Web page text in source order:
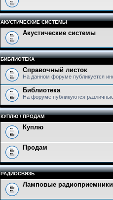
АКУСТИЧЕСКИЕ СИСТЕМЫ
Акустические системы
БИБЛИОТЕКА
Справочный листок
На данном форуме публикуется
Библиотека
На форуме публикуются
КУПЛЮ / ПРОДАМ
Куплю
Продам
РАДИОСВЯЗЬ
Ламповые радиоприемники